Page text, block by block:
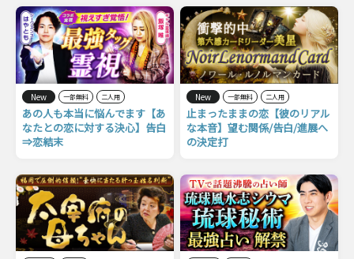
New 一部無料 二人用
あの人も本当に悩んでます【あ
なたとの恋に対する決心】告白
⇒恋結末
New 一部無料 二人用
止まったままの恋【彼のリアル
な本音】望む関係/告白/進展へ
の決定打